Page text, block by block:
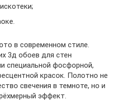
в современном стиле.
3д обоев для стен
специальной фосфорной,
красок. Полотно не
свечения в темноте, но и
эффект.